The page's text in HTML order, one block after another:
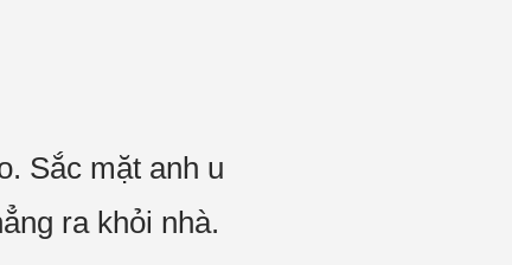
Sắc mặt anh u
ra khỏi nhà.